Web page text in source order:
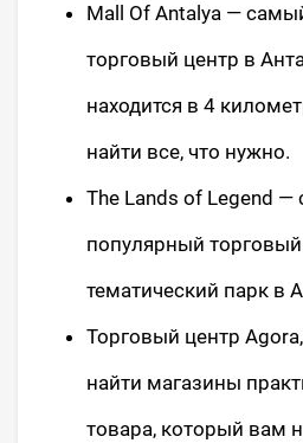
Mall Of Antalya —
торговый центр в
находится в 4
найти все, что нужно.
The Lands of Legend
популярный
тематический парк в
Торговый центр
найти магазины
товара, который вам